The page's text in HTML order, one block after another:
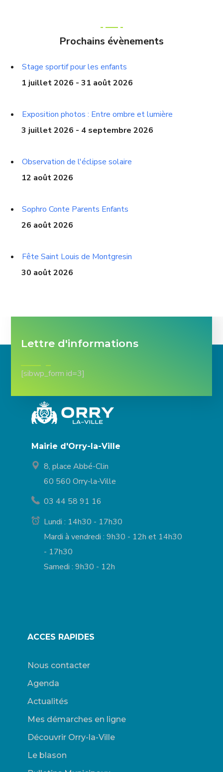
Prochains évènements
Stage sportif pour les enfants
1 juillet 2026 - 31 août 2026
Exposition photos : Entre ombre et lumière
3 juillet 2026 - 4 septembre 2026
Observation de l'éclipse solaire
12 août 2026
Sophro Conte Parents Enfants
26 août 2026
Fête Saint Louis de Montgresin
30 août 2026
Lettre d'informations
[sibwp_form id=3]
Mairie d'Orry-la-Ville
8, place Abbé-Clin
60 560 Orry-la-Ville
03 44 58 91 16
Lundi : 14h30 - 17h30
Mardi à vendredi : 9h30 - 12h et 14h30
- 17h30
Samedi : 9h30 - 12h
ACCES RAPIDES
Nous contacter
Agenda
Actualités
Mes démarches en ligne
Découvrir Orry-la-Ville
Le blason